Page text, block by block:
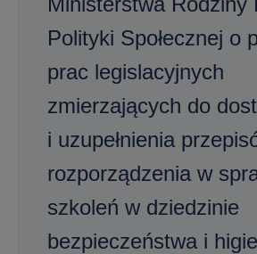
Polityki Społecznej o
prac legislacyjnych
zmierzających do
i uzupełnienia
rozporządzenia w
szkoleń w dziedzinie
bezpieczeństwa i